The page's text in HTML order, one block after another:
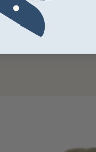
Peitsche WHIP
11,04 €
6 Farben